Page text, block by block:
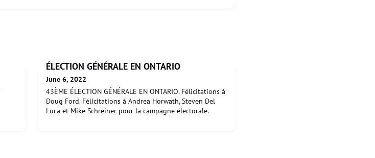
ÉLECTION GÉNÉRALE EN ONTARIO
June 6, 2022
43ÈME ÉLECTION GÉNÉRALE EN ONTARIO. Félicitations à
Doug Ford. Félicitations à Andrea Horwath, Steven Del
Luca et Mike Schreiner pour la campagne électorale.